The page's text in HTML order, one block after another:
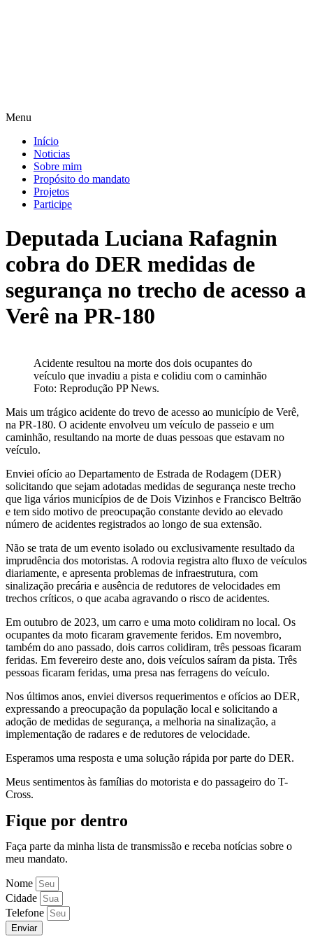
Menu
Início
Noticias
Sobre mim
Propósito do mandato
Projetos
Participe
Deputada Luciana Rafagnin
cobra do DER medidas de
segurança no trecho de acesso a
Verê na PR-180
Acidente resultou na morte dos dois ocupantes do
veículo que invadiu a pista e colidiu com o caminhão
Foto: Reprodução PP News.
Mais um trágico acidente do trevo de acesso ao município de Verê,
na PR-180. O acidente envolveu um veículo de passeio e um
caminhão, resultando na morte de duas pessoas que estavam no
veículo.
Enviei ofício ao Departamento de Estrada de Rodagem (DER)
solicitando que sejam adotadas medidas de segurança neste trecho
que liga vários municípios de de Dois Vizinhos e Francisco Beltrão
e tem sido motivo de preocupação constante devido ao elevado
número de acidentes registrados ao longo de sua extensão.
Não se trata de um evento isolado ou exclusivamente resultado da
imprudência dos motoristas. A rodovia registra alto fluxo de veículos
diariamente, e apresenta problemas de infraestrutura, com
sinalização precária e ausência de redutores de velocidades em
trechos críticos, o que acaba agravando o risco de acidentes.
Em outubro de 2023, um carro e uma moto colidiram no local. Os
ocupantes da moto ficaram gravemente feridos. Em novembro,
também do ano passado, dois carros colidiram, três pessoas ficaram
feridas. Em fevereiro deste ano, dois veículos saíram da pista. Três
pessoas ficaram feridas, uma presa nas ferragens do veículo.
Nos últimos anos, enviei diversos requerimentos e ofícios ao DER,
expressando a preocupação da população local e solicitando a
adoção de medidas de segurança, a melhoria na sinalização, a
implementação de radares e de redutores de velocidade.
Esperamos uma resposta e uma solução rápida por parte do DER.
Meus sentimentos às famílias do motorista e do passageiro do T-
Cross.
Fique por dentro
Faça parte da minha lista de transmissão e receba notícias sobre o
meu mandato.
Nome
Cidade
Telefone
Enviar